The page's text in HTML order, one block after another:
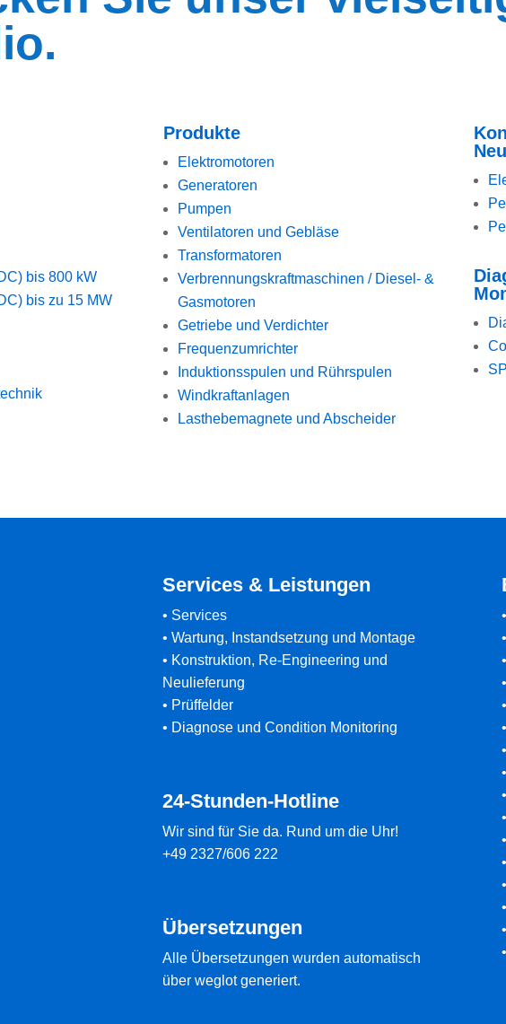
bis 800 kW
bis zu 15 MW
Produkte
Elektromotoren
Generatoren
Pumpen
Ventilatoren und Gebläse
Transformatoren
Verbrennungskraftmaschinen / Diesel- &
Gasmotoren
Getriebe und Verdichter
Frequenzumrichter
Induktionsspulen und Rührspulen
Windkraftanlagen
Lasthebemagnete und Abscheider
Services & Leistungen
• Services
• Wartung, Instandsetzung und Montage
• Konstruktion, Re-Engineering und
Neulieferung
• Prüffelder
• Diagnose und Condition Monitoring
24-Stunden-Hotline
Wir sind für Sie da. Rund um die Uhr!
+49 2327/606 222
Übersetzungen
Alle Übersetzungen wurden automatisch
über weglot generiert.